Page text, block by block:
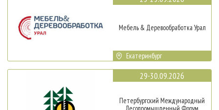
Мебель & Деревообработка Урал
Екатеринбург
29-30.09.2026
Петербургский Международный